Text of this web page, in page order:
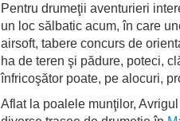
Pentru drumeţii aventurieri
un loc sălbatic acum, în care
airsoft, tabere concurs de
ha de teren şi pădure, poteci,
înfricoşător poate, pe alocuri,
Aflat la poalele munţilor,